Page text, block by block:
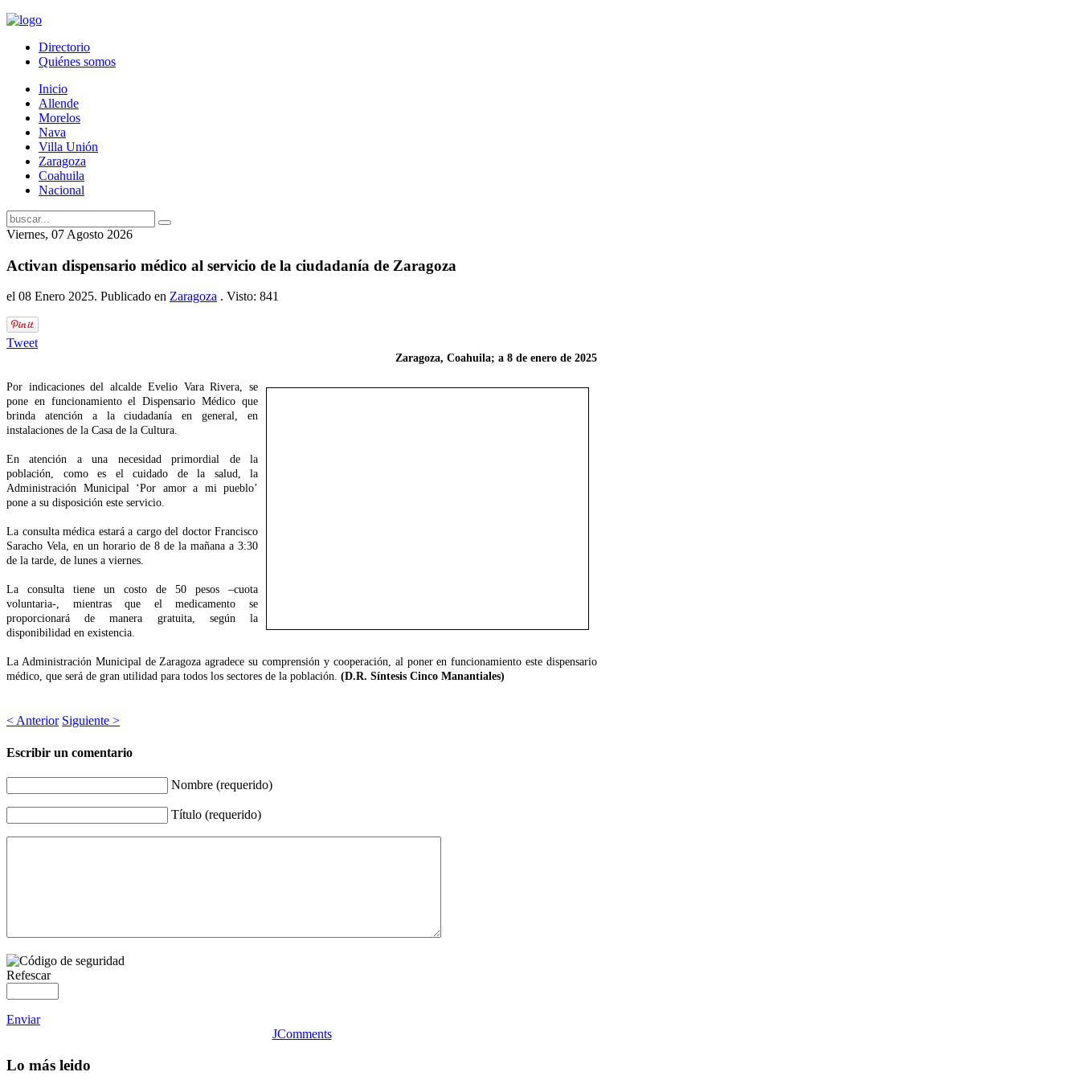
Directorio
Quiénes somos
Inicio
Allende
Morelos
Nava
Villa Unión
Zaragoza
Coahuila
Nacional
Viernes, 07 Agosto 2026
Activan dispensario médico al servicio de la ciudadanía de Zaragoza
el 08 Enero 2025. Publicado en Zaragoza . Visto: 841
Tweet
Zaragoza, Coahuila; a 8 de enero de 2025
Por indicaciones del alcalde Evelio Vara Rivera, se
pone en funcionamiento el Dispensario Médico que
brinda atención a la ciudadanía en general, en
instalaciones de la Casa de la Cultura.
En atención a una necesidad primordial de la
población, como es el cuidado de la salud, la
Administración Municipal ‘Por amor a mi pueblo’
pone a su disposición este servicio.
La consulta médica estará a cargo del doctor Francisco
Saracho Vela, en un horario de 8 de la mañana a 3:30
de la tarde, de lunes a viernes.
La consulta tiene un costo de 50 pesos –cuota
voluntaria-, mientras que el medicamento se
proporcionará de manera gratuita, según la
disponibilidad en existencia.
La Administración Municipal de Zaragoza agradece su comprensión y cooperación, al poner en funcionamiento este dispensario
médico, que será de gran utilidad para todos los sectores de la población. (D.R. Síntesis Cinco Manantiales)
< Anterior Siguiente >
Escribir un comentario
Nombre (requerido)
Título (requerido)
Refescar
Enviar
JComments
Lo más leido